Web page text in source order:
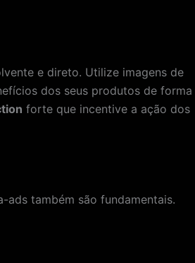
e direto. Utilize imagens de
dos seus produtos de forma
forte que incentive a ação dos
ads também são fundamentais.